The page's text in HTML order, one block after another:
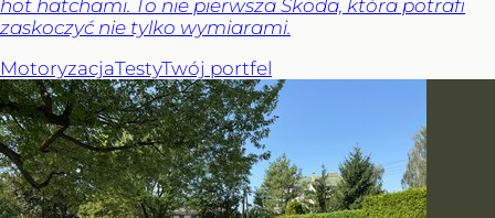
hot hatchami. To nie pierwsza Skoda, która potrafi
zaskoczyć nie tylko wymiarami.
MotoryzacjaTestyTwój portfel